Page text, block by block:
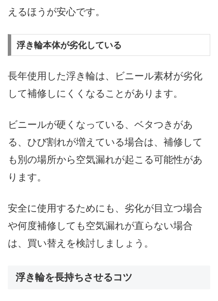
えるほうが安心です。
浮き輪本体が劣化している
長年使用した浮き輪は、ビニール素材が劣化
して補修しにくくなることがあります。
ビニールが硬くなっている、ベタつきがあ
る、ひび割れが増えている場合は、補修して
も別の場所から空気漏れが起こる可能性があ
ります。
安全に使用するためにも、劣化が目立つ場合
や何度補修しても空気漏れが直らない場合
は、買い替えを検討しましょう。
浮き輪を長持ちさせるコツ